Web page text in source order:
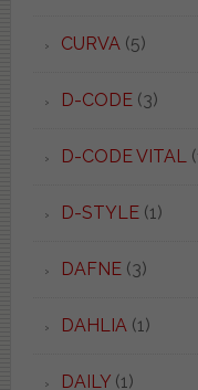
CURVA(5)
D-CODE(3)
D-CODE VITAL
D-STYLE(1)
DAFNE(3)
DAHLIA(1)
DAILY(1)